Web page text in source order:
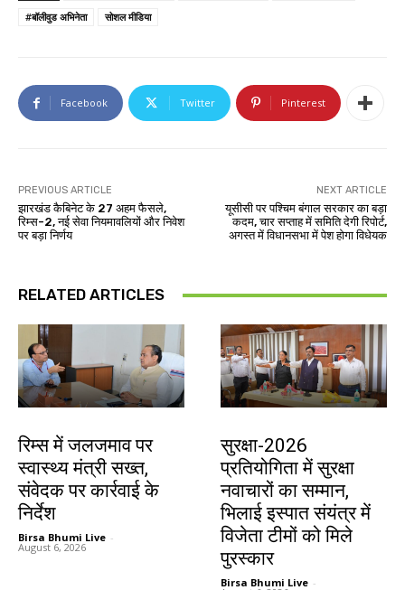
#बॉलीवुड अभिनेता
सोशल मीडिया
Facebook Twitter Pinterest
PREVIOUS ARTICLE
झारखंड कैबिनेट के 27 अहम फैसले,
रिम्स-2, नई सेवा नियमावलियों और निवेश
पर बड़ा निर्णय
NEXT ARTICLE
यूसीसी पर पश्चिम बंगाल सरकार का बड़ा
कदम, चार सप्ताह में समिति देगी रिपोर्ट,
अगस्त में विधानसभा में पेश होगा विधेयक
RELATED ARTICLES
रिम्स में जलजमाव पर
स्वास्थ्य मंत्री सख्त,
संवेदक पर कार्रवाई के
निर्देश
Birsa Bhumi Live -
August 6, 2026
सुरक्षा-2026
प्रतियोगिता में सुरक्षा
नवाचारों का सम्मान,
भिलाई इस्पात संयंत्र में
विजेता टीमों को मिले
पुरस्कार
Birsa Bhumi Live -